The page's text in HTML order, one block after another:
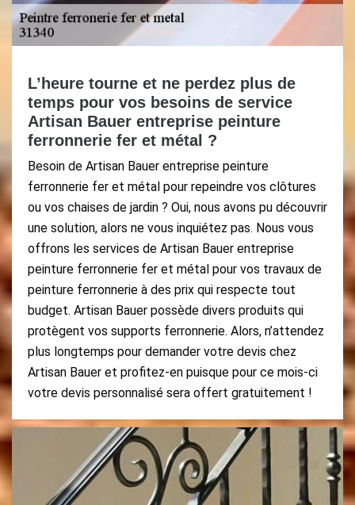
L’heure tourne et ne perdez plus de
temps pour vos besoins de service
Artisan Bauer entreprise peinture
ferronnerie fer et métal ?
Besoin de Artisan Bauer entreprise peinture
ferronnerie fer et métal pour repeindre vos clôtures
ou vos chaises de jardin ? Oui, nous avons pu découvrir
une solution, alors ne vous inquiétez pas. Nous vous
offrons les services de Artisan Bauer entreprise
peinture ferronnerie fer et métal pour vos travaux de
peinture ferronnerie à des prix qui respecte tout
budget. Artisan Bauer possède divers produits qui
protègent vos supports ferronnerie. Alors, n’attendez
plus longtemps pour demander votre devis chez
Artisan Bauer et profitez-en puisque pour ce mois-ci
votre devis personnalisé sera offert gratuitement !